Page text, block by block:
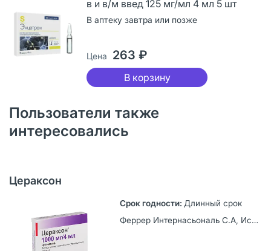
в и в/м введ 125 мг/мл 4 мл 5 шт
В аптеку завтра или позже
Цена 263 ₽
В корзину
Пользователи также
интересовались
Цераксон
Длинный срок
Феррер Интернасьональ С.А, Испания